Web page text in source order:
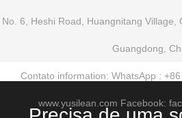
No. 6, Heshi Road, Huangnitang Village,
Guangdong,
Contato information: WhatsApp :
www.yusilean.com Facebook: